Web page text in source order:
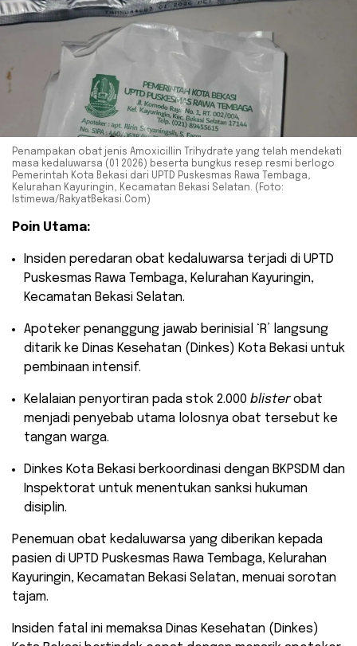
Penampakan obat jenis Amoxicillin Trihydrate yang telah mendekati
masa kedaluwarsa (01 2026) beserta bungkus resep resmi berlogo
Pemerintah Kota Bekasi dari UPTD Puskesmas Rawa Tembaga,
Kelurahan Kayuringin, Kecamatan Bekasi Selatan. (Foto:
Istimewa/RakyatBekasi.Com)
Poin Utama:
​Insiden peredaran obat kedaluwarsa terjadi di UPTD
Puskesmas Rawa Tembaga, Kelurahan Kayuringin,
Kecamatan Bekasi Selatan.
​Apoteker penanggung jawab berinisial ‘R’ langsung
ditarik ke Dinas Kesehatan (Dinkes) Kota Bekasi untuk
pembinaan intensif.
​Kelalaian penyortiran pada stok 2.000 blisterobat
menjadi penyebab utama lolosnya obat tersebut ke
tangan warga.
​Dinkes Kota Bekasi berkoordinasi dengan BKPSDM dan
Inspektorat untuk menentukan sanksi hukuman
disiplin.
​Penemuan obat kedaluwarsa yang diberikan kepada
pasien di UPTD Puskesmas Rawa Tembaga, Kelurahan
Kayuringin, Kecamatan Bekasi Selatan, menuai sorotan
tajam.
Insiden fatal ini memaksa Dinas Kesehatan (Dinkes)